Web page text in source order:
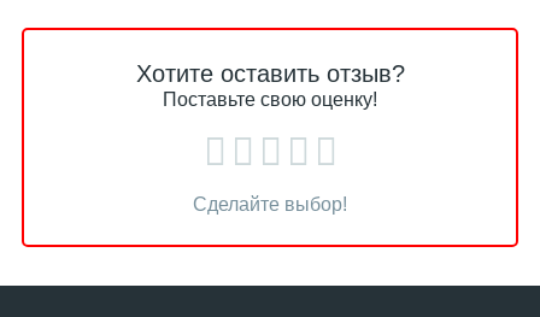
Хотите оставить отзыв?
Поставьте свою оценку!
Сделайте выбор!